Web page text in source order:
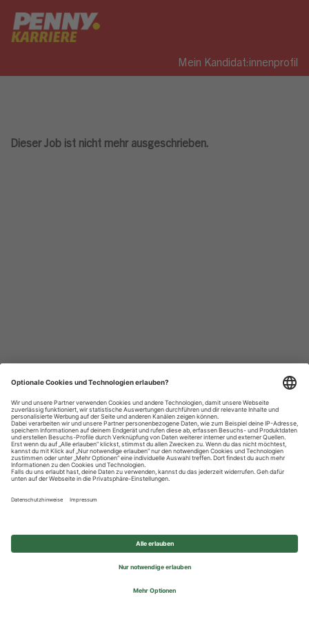
Mein Kandidat:innenprofil
Dieser Job ist nicht mehr ausgeschrieben.
Datenschutzhinweise
Impressum
Privatsphäre-Einstellungen
© 2026 REWE Group - All rights reserved